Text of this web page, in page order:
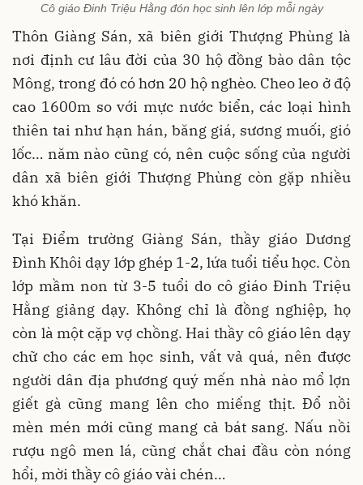
Cô giáo Đinh Triệu Hằng đón học sinh lên lớp mỗi ngày
Thôn Giàng Sán, xã biên giới Thượng Phùng là
nơi định cư lâu đời của 30 hộ đồng bào dân tộc
Mông, trong đó có hơn 20 hộ nghèo. Cheo leo ở độ
cao 1600m so với mực nước biển, các loại hình
thiên tai như hạn hán, băng giá, sương muối, gió
lốc… năm nào cũng có, nên cuộc sống của người
dân xã biên giới Thượng Phùng còn gặp nhiều
khó khăn.
Tại Điểm trường Giàng Sán, thầy giáo Dương
Đình Khôi dạy lớp ghép 1-2, lứa tuổi tiểu học. Còn
lớp mầm non từ 3-5 tuổi do cô giáo Đinh Triệu
Hằng giảng dạy. Không chỉ là đồng nghiệp, họ
còn là một cặp vợ chồng. Hai thầy cô giáo lên dạy
chữ cho các em học sinh, vất vả quá, nên được
người dân địa phương quý mến nhà nào mổ lợn
giết gà cũng mang lên cho miếng thịt. Đổ nồi
mèn mén mới cũng mang cả bát sang. Nấu nồi
rượu ngô men lá, cũng chắt chai đầu còn nóng
hổi, mời thầy cô giáo vài chén…